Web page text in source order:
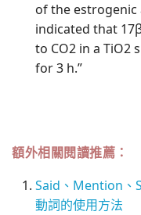
of the
indicated that
to CO2 in a TiO2
for 3 h.”
額外相關閱讀推薦：
Said、Mention、
動詞的使用方法